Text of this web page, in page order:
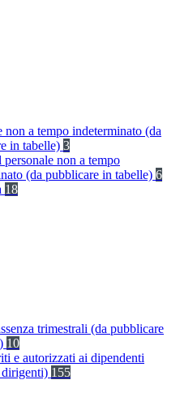
non a tempo indeterminato (da
in tabelle) 3
personale non a tempo
(da pubblicare in tabelle) 6
18
trimestrali (da pubblicare
10
e autorizzati ai dipendenti
155